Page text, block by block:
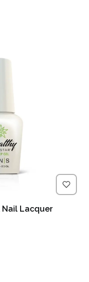
Nail Lacquer